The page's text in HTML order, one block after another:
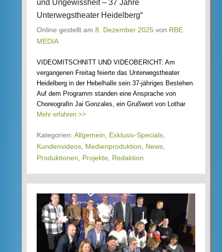
und Ungewissheit – 37 Jahre
Unterwegstheater Heidelberg“
Online gestellt am 8. Dezember 2025 von RBE
MEDIA
VIDEOMITSCHNITT UND VIDEOBERICHT: Am
vergangenen Freitag feierte das Unterwegstheater
Heidelberg in der Hebelhalle sein 37-jähriges Bestehen.
Auf dem Programm standen eine Ansprache von
Choreografin Jai Gonzales, ein Grußwort von Lothar
Mehr erfahren >>
Kategorien: Allgemein Exklusiv-Specials
Kundenvideos Medienproduktion News
Produktionen
Projekte Redaktion